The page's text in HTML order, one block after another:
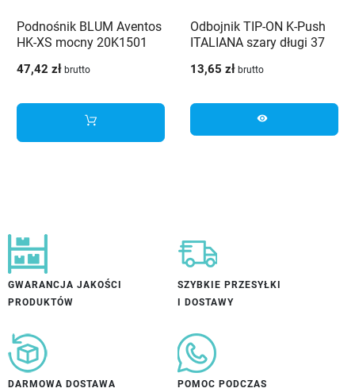
Podnośnik BLUM Aventos
HK-XS mocny 20K1501
47,42 zł brutto
Odbojnik TIP-ON K-Push
ITALIANA szary długi 37
13,65 zł brutto
visibility
GWARANCJA JAKOŚCI
PRODUKTÓW
SZYBKIE PRZESYŁKI
I DOSTAWY
DARMOWA DOSTAWA
POMOC PODCZAS